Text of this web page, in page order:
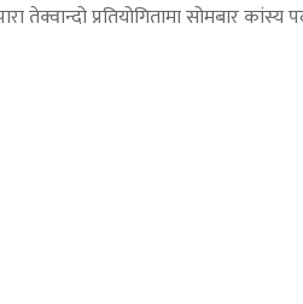
तेक्वान्दो प्रतियोगितामा सोमबार कांस्य